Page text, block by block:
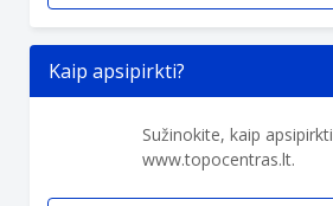
Kaip apsipirkti?
Sužinokite, kaip apsipirkti
www.topocentras.lt.